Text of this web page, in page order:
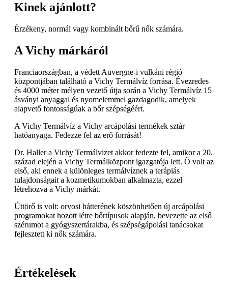
Kinek ajánlott?
Érzékeny, normál vagy kombinált bőrű nők számára.
A Vichy márkáról
Franciaországban, a védett Auvergne-i vulkáni régió
központjában található a Vichy Termálvíz forrása. Évezredes
és 4000 méter mélyen vezető útja során a Vichy Termálvíz 15
ásványi anyaggal és nyomelemmel gazdagodik, amelyek
alapvető fontosságúak a bőr szépségéért.
A Vichy Termálvíz a Vichy arcápolási termékek sztár
hatóanyaga. Fedezze fel az erő forrását!
Dr. Haller a Vichy Termálvizet akkor fedezte fel, amikor a 20.
század elején a Vichy Termálközpont igazgatója lett. Ő volt az
első, aki ennek a különleges termálvíznek a terápiás
tulajdonságait a kozmetikumokban alkalmazta, ezzel
létrehozva a Vichy márkát.
Úttörő is volt: orvosi hátterének köszönhetően új arcápolási
programokat hozott létre bőrtípusok alapján, bevezette az első
szérumot a gyógyszertárakba, és szépségápolási tanácsokat
fejlesztett ki nők számára.
Értékelések